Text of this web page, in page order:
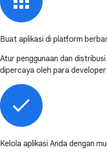
Buat aplikasi di platform
Atur penggunaan dan
dipercaya oleh para developer
Kelola aplikasi Anda dengan